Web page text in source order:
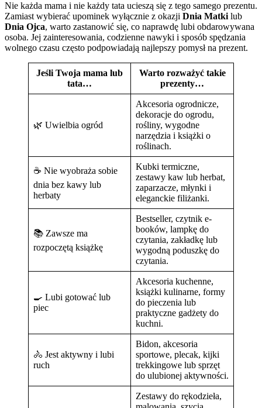
Nie każda mama i nie każdy tata ucieszą się z tego samego prezentu.
Zamiast wybierać upominek wyłącznie z okazji Dnia Matki lub
Dnia Ojca, warto zastanowić się, co naprawdę lubi obdarowywana
osoba. Jej zainteresowania, codzienne nawyki i sposób spędzania
wolnego czasu często podpowiadają najlepszy pomysł na prezent.
Jeśli Twoja mama lub
tata…
Warto rozważyć takie
prezenty…
🌿 Uwielbia ogród
Akcesoria ogrodnicze,
dekoracje do ogrodu,
rośliny, wygodne
narzędzia i książki o
roślinach.
☕ Nie wyobraża sobie
dnia bez kawy lub
herbaty
Kubki termiczne,
zestawy kaw lub herbat,
zaparzacze, młynki i
eleganckie filiżanki.
📚 Zawsze ma
rozpoczętą książkę
Bestseller, czytnik e-
booków, lampkę do
czytania, zakładkę lub
wygodną poduszkę do
czytania.
🍳 Lubi gotować lub
piec
Akcesoria kuchenne,
książki kulinarne, formy
do pieczenia lub
praktyczne gadżety do
kuchni.
🚴 Jest aktywny i lubi
ruch
Bidon, akcesoria
sportowe, plecak, kijki
trekkingowe lub sprzęt
do ulubionej aktywności.
Zestawy do rękodzieła,